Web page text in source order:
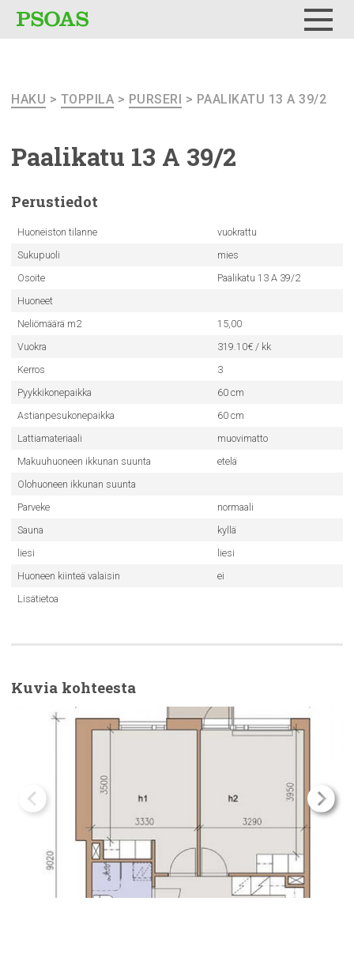
HAKU > TOPPILA > PURSERI > PAALIKATU 13 A 39/2
Paalikatu 13 A 39/2
Perustiedot
Huoneiston tilanne
vuokrattu
Sukupuoli
mies
Osoite
Paalikatu 13 A 39/2
Huoneet
Neliömäärä m2
15,00
Vuokra
319.10€ / kk
Kerros
3
Pyykkikonepaikka
60 cm
Astianpesukonepaikka
60 cm
Lattiamateriaali
muovimatto
Makuuhuoneen ikkunan suunta
etelä
Olohuoneen ikkunan suunta
Parveke
normaali
Sauna
kyllä
liesi
liesi
Huoneen kiinteä valaisin
ei
Lisätietoa
Kuvia kohteesta